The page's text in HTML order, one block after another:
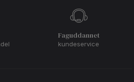
Faguddannet
kundeservice